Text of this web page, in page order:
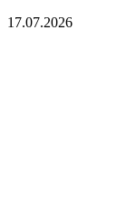
17.07.2026